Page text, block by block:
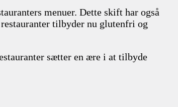
menuer. Dette skift har også
tilbyder nu glutenfri og
sætter en ære i at tilbyde